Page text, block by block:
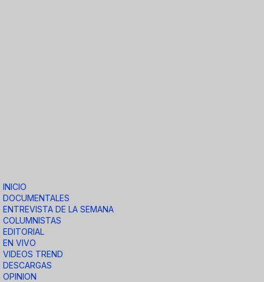
INICIO
DOCUMENTALES
ENTREVISTA DE LA SEMANA
COLUMNISTAS
EDITORIAL
EN VIVO
VIDEOS TREND
DESCARGAS
OPINION